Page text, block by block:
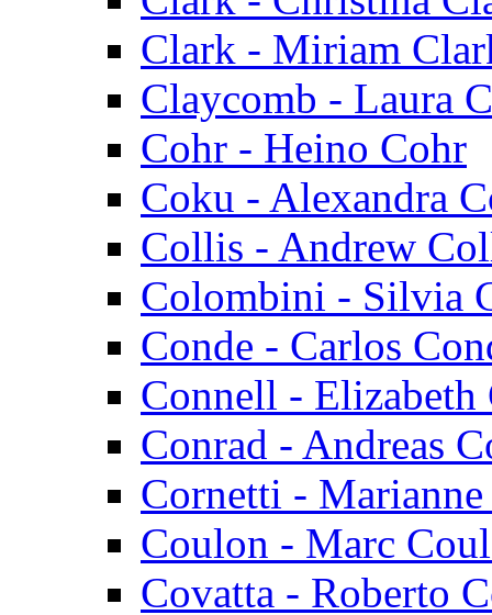
Clark - Miriam
Claycomb - Laura
Cohr - Heino Cohr
Coku - Alexandra
Collis - Andrew
Colombini - Silvia
Conde - Carlos
Connell - Elizabeth
Conrad - Andreas
Cornetti -
Coulon - Marc
Covatta - Roberto